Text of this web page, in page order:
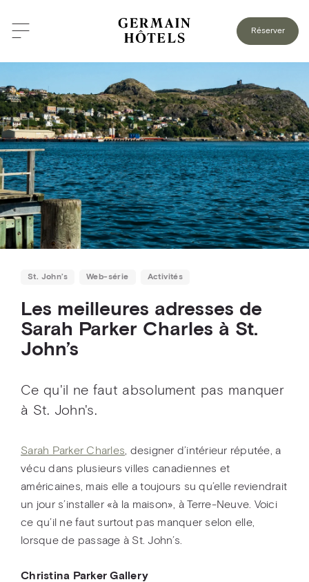
Réserver
St. John’s Web-série Activités
Les meilleures adresses de
Sarah Parker Charles à St.
John’s
Ce qu'il ne faut absolument pas manquer
à St. John's.
Sarah Parker Charles , designer d’intérieur réputée, a
vécu dans plusieurs villes canadiennes et
américaines, mais elle a toujours su qu’elle reviendrait
un jour s’installer «à la maison», à Terre-Neuve. Voici
ce qu’il ne faut surtout pas manquer selon elle,
lorsque de passage à St. John’s.
Christina Parker Gallery